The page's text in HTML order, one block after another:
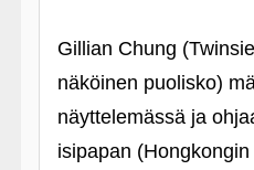
Gillian Chung
näköinen puolisko)
näyttelemässä ja
isipapan